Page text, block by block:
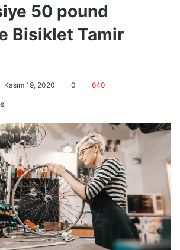
50 pound
Bisiklet Tamir
Kasım 19, 2020 0 640